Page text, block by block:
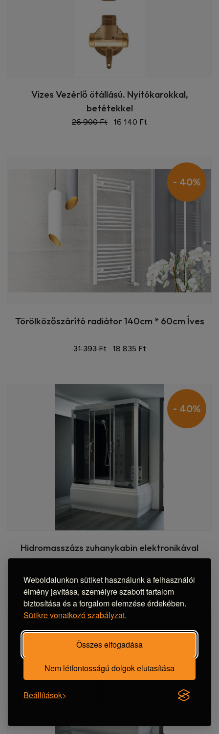
Weboldalunkon sütiket használunk a felhasználói
élmény javítása, személyre szabott tartalom
biztosítása és a forgalom elemzése érdekében.
Sütikre vonatkozó szabályzat.
Összes elfogadása
Nem létfontosságú dolgok elutasítása
Beállítások
Vizes Vezérlő ötállású. Nyitókarokkal,
betétekkel
26 900 Ft 16 140 Ft
- 40%
Törölközőszárító radiátor 140cm * 60cm Íves
31 393 Ft 18 835 Ft
- 40%
Hidromasszázs zuhanykabin elektronikával
kádas 150x85x220
539 900 Ft 323 940 Ft
- 40%